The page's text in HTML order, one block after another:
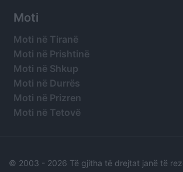
Moti
Moti në Tiranë
Moti në Prishtinë
Moti në Shkup
Moti në Durrës
Moti në Prizren
Moti në Tetovë
© 2003 - 2026 Të gjitha të drejtat janë të